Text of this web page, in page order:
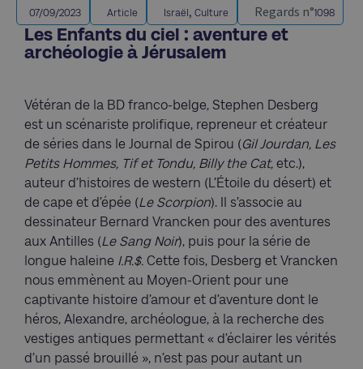
07/09/2023 Article Israël , Culture Regards n°1098
Les Enfants du ciel : aventure et
archéologie à Jérusalem
Vétéran de la BD franco-belge, Stephen Desberg
est un scénariste prolifique, repreneur et créateur
de séries dans le Journal de Spirou (Gil Jourdan, Les
Petits Hommes, Tif et Tondu, Billy the Cat, etc.),
auteur d’histoires de western (L’Étoile du désert) et
de cape et d’épée (Le Scorpion). Il s’associe au
dessinateur Bernard Vrancken pour des aventures
aux Antilles (Le Sang Noir), puis pour la série de
longue haleine I.R.$. Cette fois, Desberg et Vrancken
nous emmènent au Moyen-Orient pour une
captivante histoire d’amour et d’aventure dont le
héros, Alexandre, archéologue, à la recherche des
vestiges antiques permettant « d’éclairer les vérités
d’un passé brouillé », n’est pas pour autant un